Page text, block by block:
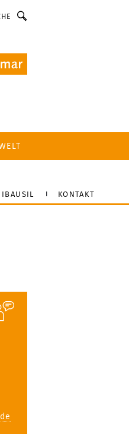
IBAUSIL KONTAKT